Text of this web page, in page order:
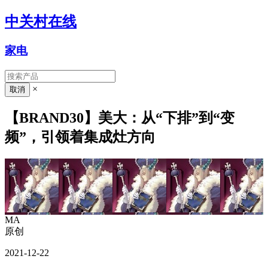
中关村在线
家电
×
【BRAND30】美大：从“下排”到“变
频”，引领着集成灶方向
MA
原创
2021-12-22